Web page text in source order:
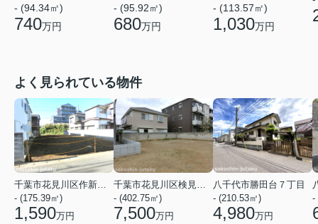
- (94.34㎡)
740万円
- (95.92㎡)
680万円
- (113.57㎡)
1,030万円
よく見られている物件
千葉市花見川区作新台５丁目
- (175.39㎡)
1,590万円
千葉市花見川区検見川町３丁目
- (402.75㎡)
7,500万円
八千代市勝田台７丁目
- (210.53㎡)
4,980万円
-